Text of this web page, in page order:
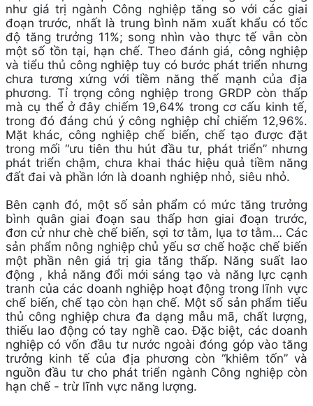
như giá trị ngành Công nghiệp tăng so với các giai
đoạn trước, nhất là trung bình năm xuất khẩu có tốc
độ tăng trưởng 11%; song nhìn vào thực tế vẫn còn
một số tồn tại, hạn chế. Theo đánh giá, công nghiệp
và tiểu thủ công nghiệp tuy có bước phát triển nhưng
chưa tương xứng với tiềm năng thế mạnh của địa
phương. Tỉ trọng công nghiệp trong GRDP còn thấp
mà cụ thể ở đây chiếm 19,64% trong cơ cấu kinh tế,
trong đó đáng chú ý công nghiệp chỉ chiếm 12,96%.
Mặt khác, công nghiệp chế biến, chế tạo được đặt
trong mối “ưu tiên thu hút đầu tư, phát triển” nhưng
phát triển chậm, chưa khai thác hiệu quả tiềm năng
đất đai và phần lớn là doanh nghiệp nhỏ, siêu nhỏ.
Bên cạnh đó, một số sản phẩm có mức tăng trưởng
bình quân giai đoạn sau thấp hơn giai đoạn trước,
đơn cử như chè chế biến, sợi tơ tằm, lụa tơ tằm… Các
sản phẩm nông nghiệp chủ yếu sơ chế hoặc chế biến
một phần nên giá trị gia tăng thấp. Năng suất lao
động , khả năng đổi mới sáng tạo và năng lực cạnh
tranh của các doanh nghiệp hoạt động trong lĩnh vực
chế biến, chế tạo còn hạn chế. Một số sản phẩm tiểu
thủ công nghiệp chưa đa dạng mẫu mã, chất lượng,
thiếu lao động có tay nghề cao. Đặc biệt, các doanh
nghiệp có vốn đầu tư nước ngoài đóng góp vào tăng
trưởng kinh tế của địa phương còn “khiêm tốn” và
nguồn đầu tư cho phát triển ngành Công nghiệp còn
hạn chế - trừ lĩnh vực năng lượng.